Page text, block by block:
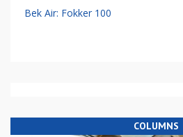
Bek Air: Fokker 100
COLUMNS